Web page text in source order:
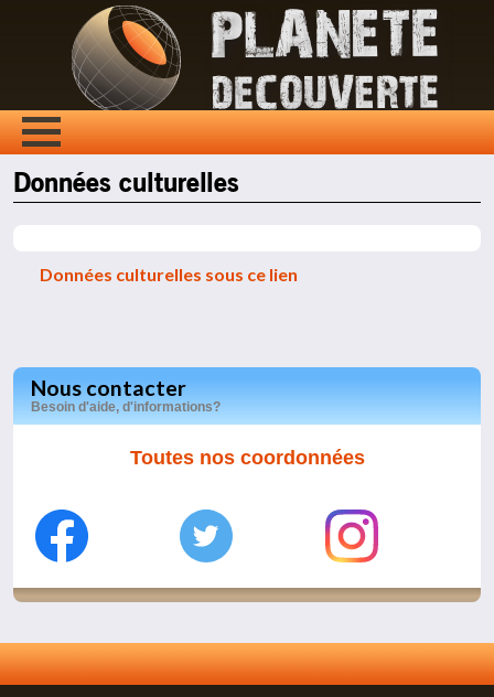
Données culturelles
Données culturelles sous ce lien
Nous contacter
Besoin d'aide, d'informations?
Toutes nos coordonnées